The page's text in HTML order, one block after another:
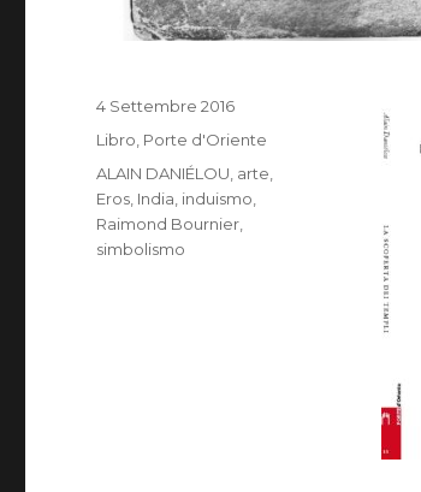
Pubblicato
il
4 Settembre 2016
Categorie
Libro Porte d'Oriente
Tag
ALAIN DANIÉLOU arte
Eros India induismo
Raimond Bournier
simbolismo